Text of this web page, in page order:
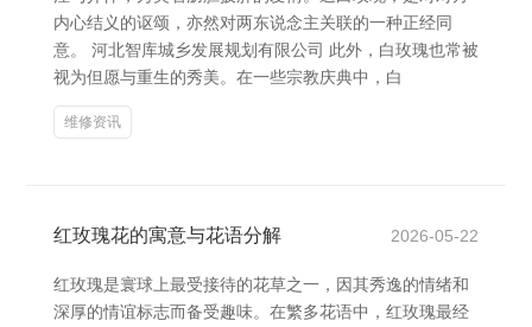
内心结义的讴颂，亦然对两东说念主关联的一种正经同
意。 河北智库城乡发展规划有限公司 此外，白玫瑰也常被
视为但愿与重生的秀美。在一些宗教庆典中，白
维修资讯
红玫瑰花的寓意与花语分解 2026-05-22
红玫瑰是寰球上最受接待的花草之一，因其秀逸的情绪和
深厚的情谊标志而备受趣味。在繁多花语中，红玫瑰最经